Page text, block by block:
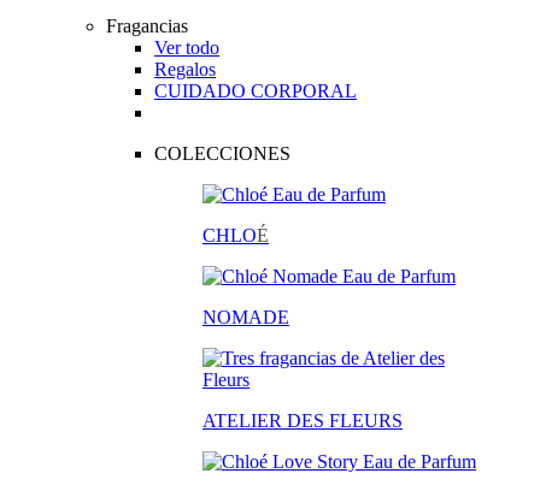
Fragancias
Ver todo
Regalos
CUIDADO CORPORAL
COLECCIONES
CHLOÉ
NOMADE
ATELIER DES FLEURS